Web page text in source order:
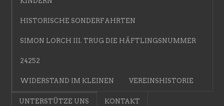
HISTORISCHE SONDERFAHRTEN
SIMON LORCH III. TRUG DIE HÄFTLINGSNUMMER
24252
WIDERSTAND IM KLEINEN VEREINSHISTORIE
UNTERSTÜTZE UNS KONTAKT